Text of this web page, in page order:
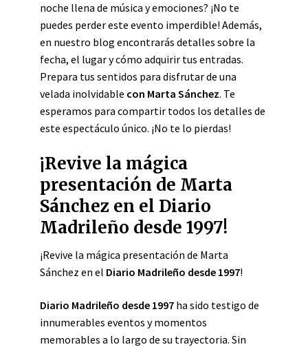
noche llena de música y emociones? ¡No te
puedes perder este evento imperdible! Además,
en nuestro blog encontrarás detalles sobre la
fecha, el lugar y cómo adquirir tus entradas.
Prepara tus sentidos para disfrutar de una
velada inolvidable con Marta Sánchez. Te
esperamos para compartir todos los detalles de
este espectáculo único. ¡No te lo pierdas!
¡Revive la mágica
presentación de Marta
Sánchez en el Diario
Madrileño desde 1997!
¡Revive la mágica presentación de Marta
Sánchez en el Diario Madrileño desde 1997!
Diario Madrileño desde 1997 ha sido testigo de
innumerables eventos y momentos
memorables a lo largo de su trayectoria. Sin